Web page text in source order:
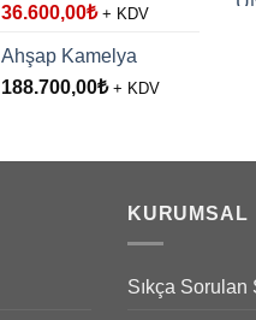
Orijinal
44.000,00₺.
36.600,00₺Şu
fiyat:
36.600,00₺.
+ KDV
Ahşap Kamelya
188.700,00₺ + KDV
KURUMSAL
Sıkça Sorulan